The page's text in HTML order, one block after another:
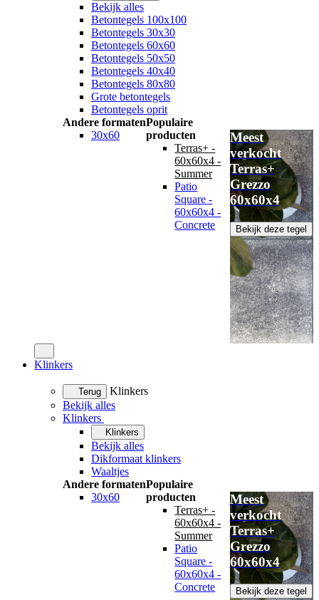
Bekijk alles
Betontegels 100x100
Betontegels 30x30
Betontegels 60x60
Betontegels 50x50
Betontegels 40x40
Betontegels 80x80
Grote betontegels
Betontegels oprit
Andere formaten
30x60
Populaire
producten
Terras+ -
60x60x4 -
Summer
Patio
Square -
60x60x4 -
Concrete
Meest
verkocht
Terras+
Grezzo
60x60x4
Bekijk deze tegel
Klinkers
Terug
Klinkers
Bekijk alles
Klinkers
Klinkers
Bekijk alles
Dikformaat klinkers
Waaltjes
Andere formaten
30x60
Populaire
producten
Terras+ -
60x60x4 -
Summer
Patio
Square -
60x60x4 -
Concrete
Meest
verkocht
Terras+
Grezzo
60x60x4
Bekijk deze tegel